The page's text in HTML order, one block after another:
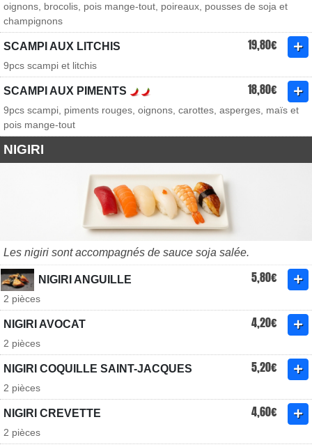
oignons, brocolis, pois mange-tout, poireaux, pousses de soja et
champignons
SCAMPI AUX LITCHIS 19,80€
9pcs scampi et litchis
SCAMPI AUX PIMENTS 18,80€
9pcs scampi, piments rouges, oignons, carottes, asperges, maïs et
pois mange-tout
NIGIRI
Les nigiri sont accompagnés de sauce soja salée.
NIGIRI ANGUILLE 5,80€
2 pièces
NIGIRI AVOCAT 4,20€
2 pièces
NIGIRI COQUILLE SAINT-JACQUES 5,20€
2 pièces
NIGIRI CREVETTE 4,60€
2 pièces